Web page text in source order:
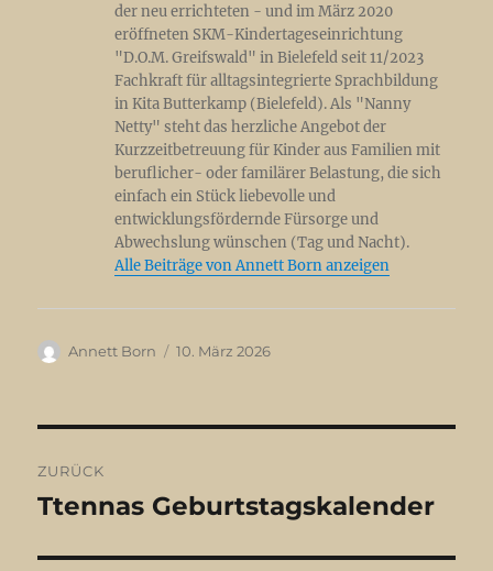
der neu errichteten - und im März 2020
eröffneten SKM-Kindertageseinrichtung
"D.O.M. Greifswald" in Bielefeld seit 11/2023
Fachkraft für alltagsintegrierte Sprachbildung
in Kita Butterkamp (Bielefeld). Als "Nanny
Netty" steht das herzliche Angebot der
Kurzzeitbetreuung für Kinder aus Familien mit
beruflicher- oder familärer Belastung, die sich
einfach ein Stück liebevolle und
entwicklungsfördernde Fürsorge und
Abwechslung wünschen (Tag und Nacht).
Alle Beiträge von Annett Born anzeigen
Autor
Annett Born
Veröffentlicht
10. März 2026
ZURÜCK
Vorheriger
Ttennas Geburtstagskalender